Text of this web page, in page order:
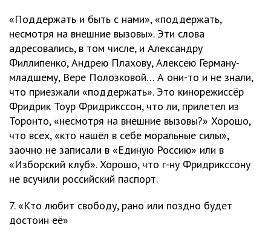
«Поддержать и быть с нами», «поддержать,
несмотря на внешние вызовы». Эти слова
адресовались, в том числе, и Александру
Филлипенко, Андрею Плахову, Алексею Герману-
младшему, Вере Полозковой… А они-то и не знали,
что приезжали «поддержать». Это кинорежиссёр
Фридрик Тоур Фридрикссон, что ли, прилетел из
Торонто, «несмотря на внешние вызовы?» Хорошо,
что всех, «кто нашёл в себе моральные силы»,
заочно не записали в «Единую Россию» или в
«Изборский клуб». Хорошо, что г-ну Фридрикссону
не всучили российский паспорт.
7. «Кто любит свободу, рано или поздно будет
достоин её»